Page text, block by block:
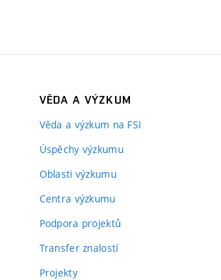
VĚDA A VÝZKUM
Věda a výzkum na FSI
Úspěchy výzkumu
Oblasti výzkumu
Centra výzkumu
Podpora projektů
Transfer znalostí
Projekty